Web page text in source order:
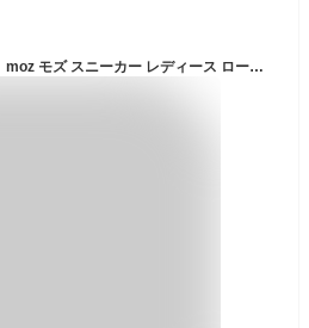
【5/20はクーポンで5%OFF】moz モズ スニーカー レディース ローカット 3E 幅広 かわいい おしゃれ 歩きやすい 疲れない 軽量 ウォーキングシューズ MZ-9024 通勤 通学 シューズ 靴